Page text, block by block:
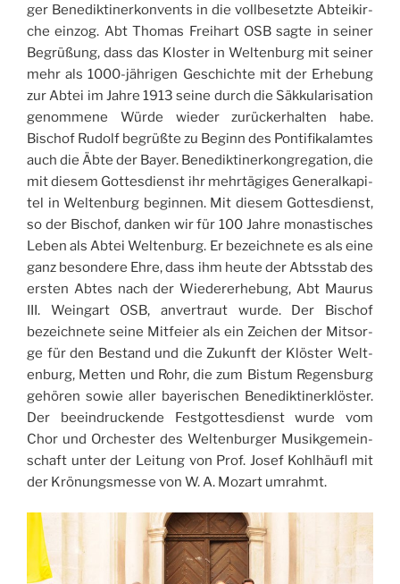
ger Bene­dik­ti­ner­kon­ven­ts in die voll­be­se­tz­te Abtei­kir­
che ein­zog. Abt Tho­mas Frei­hart OSB sag­te in sei­ner
Begrüßung, dass das Klo­ster in Welt­en­burg mit sei­ner
mehr als 1000-jäh­ri­gen Geschi­ch­te mit der Erhe­bung
zur Abtei im Jah­re 1913 sei­ne durch die Säk­ku­la­ri­sa­tion
genom­me­ne Wür­de wie­der zurüc­ke­rhal­ten habe.
Bischof Rudolf begrüß­te zu Beginn des Pon­ti­fi­ka­lam­tes
auch die Äbte der Bayer. Bene­dik­ti­ner­kon­gre­ga­tion, die
mit die­sem Got­te­sdien­st ihr mehr­tä­gi­ges Gene­ral­ka­pi­
tel in Welt­en­burg begin­nen. Mit die­sem Got­te­sdien­st,
so der Bischof, dan­ken wir für 100 Jah­re mona­sti­sches
Leben als Abtei Welt­en­burg. Er bezeich­ne­te es als eine
ganz beson­de­re Ehre, dass ihm heu­te der Abts­stab des
ersten Abtes nach der Wie­de­re­rhe­bung, Abt Mau­rus
III. Wein­gart OSB, anver­traut wur­de. Der Bischof
bezeich­ne­te sei­ne Mit­feier als ein Zei­chen der Mitsor­
ge für den Bestand und die Zukunft der Klö­ster Welt­
en­burg, Met­ten und Rohr, die zum Bistum Regen­sburg
gehö­ren sowie aller baye­ri­schen Bene­dik­ti­ner­klö­ster.
Der beein­druc­ken­de Fest­got­te­sdien­st wur­de vom
Chor und Orche­ster des Welt­en­bur­ger Musik­ge­mein­
schaft unter der Lei­tung von Prof. Josef Kohlhäu­fl mit
der Krö­nung­smes­se von W. A. Mozart umrahmt.